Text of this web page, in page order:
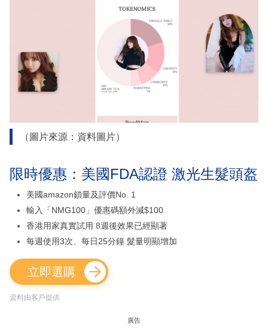
（圖片來源：資料圖片）
限時優惠：美國FDA認證 激光生髮頭盔
美國amazon鎖量及評價No. 1
輸入「NMG100」優惠碼額外減$100
香港用家真實試用 8週後效果已經顯著
每週使用3次、每日25分鐘 髮量明顯增加
立即選購
資料由客戶提供
廣告